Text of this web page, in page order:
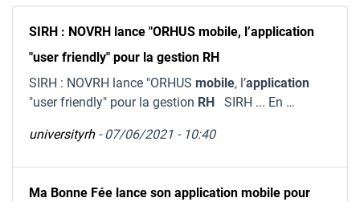
SIRH : NOVRH lance "ORHUS mobile, l’application
"user friendly" pour la gestion RH
SIRH : NOVRH lance "ORHUS mobile, l’application
"user friendly" pour la gestion RH SIRH ... En …
universityrh- 07/06/2021 - 10:40
Ma Bonne Fée lance son application mobile pour